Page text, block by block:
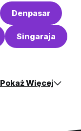
Denpasar
Singaraja
Pokaż Więcej